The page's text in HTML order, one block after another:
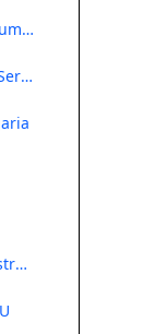
Modernizare și reabilitare drumuri județene
Interreg - IPA CBC Romania- Serbia
Programul Operațional Infrastructura Mare ( POIM)